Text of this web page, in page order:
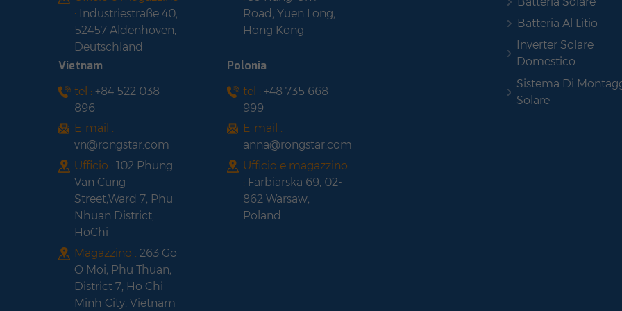
Kit per posto auto coperto tutto
in uno di ricarica e stoccaggio:
Pacchetti batteria per balconi:
Invertitore FOX ESS
: Industriestraße 40,
52457 Aldenhoven,
Deutschland
Road, Yuen Long,
Hong Kong
Vietnam
tel : +84 522 038
896
E-mail :
vn@rongstar.com
Ufficio : 102 Phung
Van Cung
Street,Ward 7, Phu
Nhuan District,
HoChi
Magazzino : 263 Go
O Moi, Phu Thuan,
District 7, Ho Chi
Minh City, Vietnam
Polonia
tel :+48 735 668
999
E-mail :
anna@rongstar.com
Ufficio e magazzino
: Farbiarska 69, 02-
862 Warsaw,
Poland
Batteria Al Litio
Inverter Solare
Domestico
Sistema Di
Solare